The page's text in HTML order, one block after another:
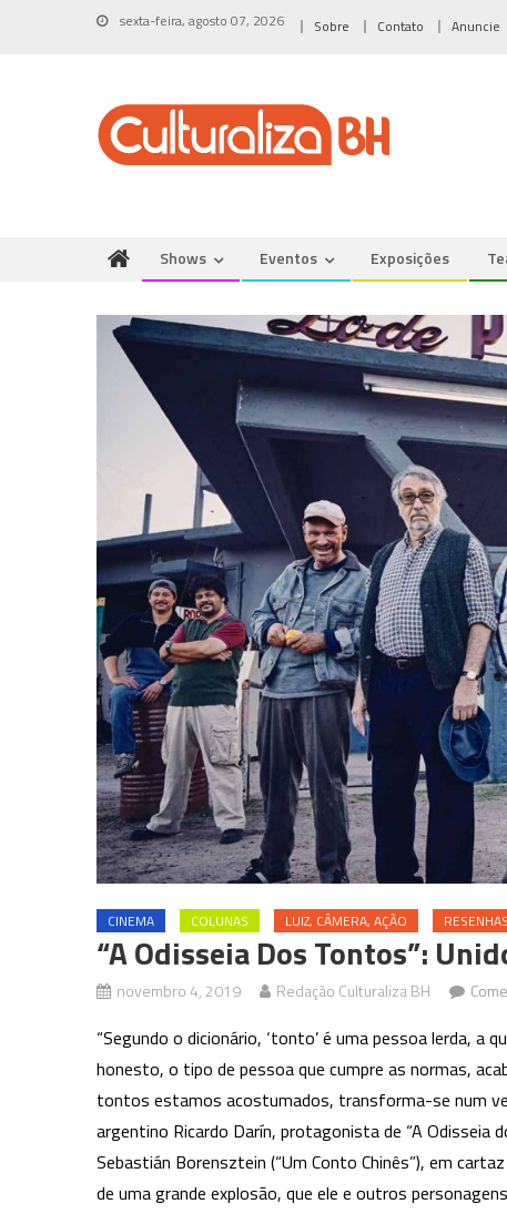
sexta-feira, agosto 07, 2026 Sobre Contato Anuncie
Shows Eventos Exposições
CINEMA COLUNAS LUIZ, CÂMERA, AÇÃO RESENHAS
“A Odisseia Dos Tontos”:
novembro 4, 2019 Redação Culturaliza BH
“Segundo o dicionário, ‘tonto’ é uma pessoa lerda,
honesto, o tipo de pessoa que cumpre as normas,
tontos estamos acostumados, transforma-se num
argentino Ricardo Darín, protagonista de “A Odisseia
Sebastián Borensztein (“Um Conto Chinês”), em
de uma grande explosão, que ele e outros